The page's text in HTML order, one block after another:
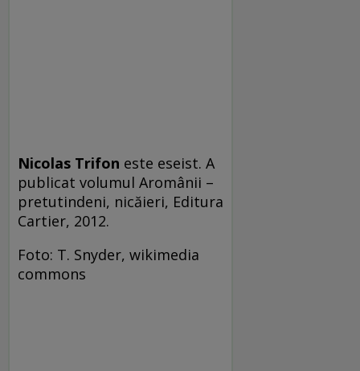
Nicolas Trifon este eseist. A
publicat volumul Aromânii –
pretutindeni, nicăieri, Editura
Cartier, 2012.
Foto: T. Snyder, wikimedia
commons